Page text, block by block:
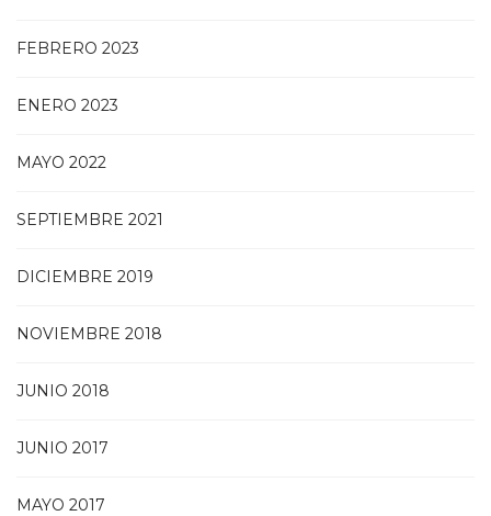
FEBRERO 2023
ENERO 2023
MAYO 2022
SEPTIEMBRE 2021
DICIEMBRE 2019
NOVIEMBRE 2018
JUNIO 2018
JUNIO 2017
MAYO 2017